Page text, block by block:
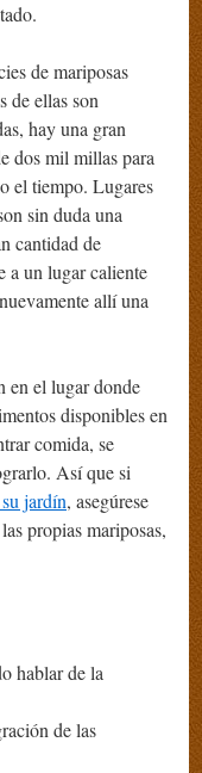
de mariposas
de ellas son
hay una gran
dos mil millas para
el tiempo. Lugares
sin duda una
cantidad de
a un lugar caliente
allí una
en el lugar donde
disponibles en
comida, se
Así que si
jardín, asegúrese
propias mariposas,
hablar de la
de las